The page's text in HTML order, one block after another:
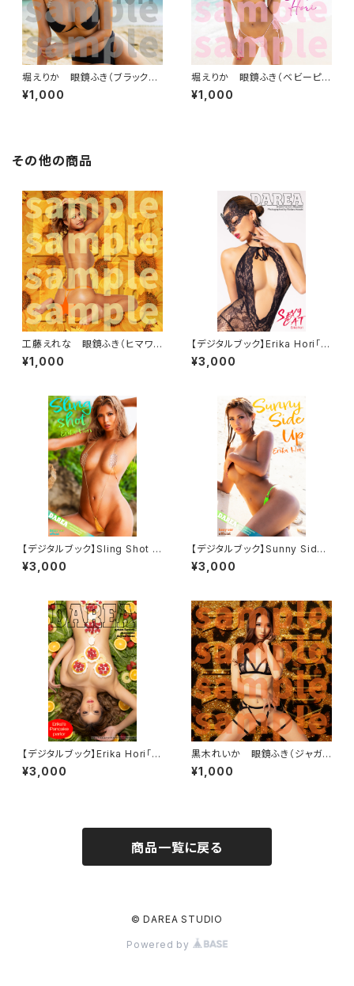
堀えりか 眼鏡ふき（ブラックビ
ーチ）
¥1,000
堀えりか 眼鏡ふき（ベビーピン
ク）
¥1,000
その他の商品
工藤えれな 眼鏡ふき（ヒマワ
リ）
¥1,000
【デジタルブック】Erika Hori「S
exy Cat」DAREA dream fact
ory magazine
¥3,000
【デジタルブック】Sling Shot D
AREA Dream Factory Maga
zine
¥3,000
【デジタルブック】Sunny Side
Up DAREA Dream Factory
Magazine
¥3,000
【デジタルブック】Erika Hori「Er
ika's Pancake Parlor」DARE
A dream factory magazine
¥3,000
黒木れいか 眼鏡ふき（ジャガ
ー）
¥1,000
商品一覧に戻る
© DAREA STUDIO
Powered by